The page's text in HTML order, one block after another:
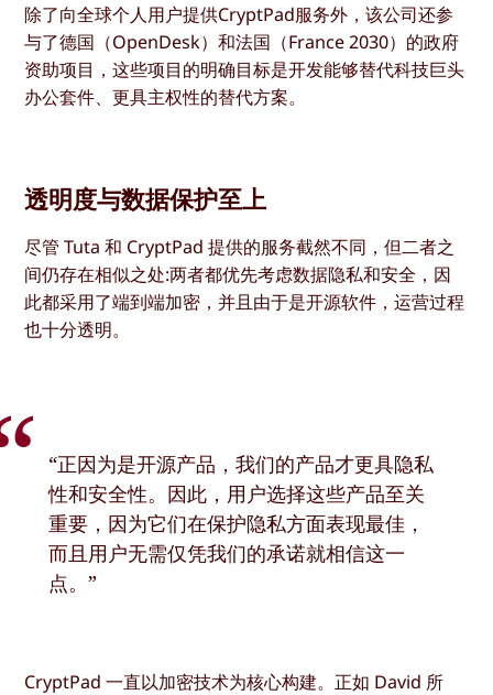
除了向全球个人用户提供CryptPad服务外，该公司还参
与了德国（OpenDesk）和法国（France 2030）的政府
资助项目，这些项目的明确目标是开发能够替代科技巨头
办公套件、更具主权性的替代方案。
透明度与数据保护至上
尽管 Tuta 和 CryptPad 提供的服务截然不同，但二者之
间仍存在相似之处:两者都优先考虑数据隐私和安全，因
此都采用了端到端加密，并且由于是开源软件，运营过程
也十分透明。
“正因为是开源产品，我们的产品才更具隐私
性和安全性。因此，用户选择这些产品至关
重要，因为它们在保护隐私方面表现最佳，
而且用户无需仅凭我们的承诺就相信这一
点。”
CryptPad 一直以加密技术为核心构建。正如 David 所